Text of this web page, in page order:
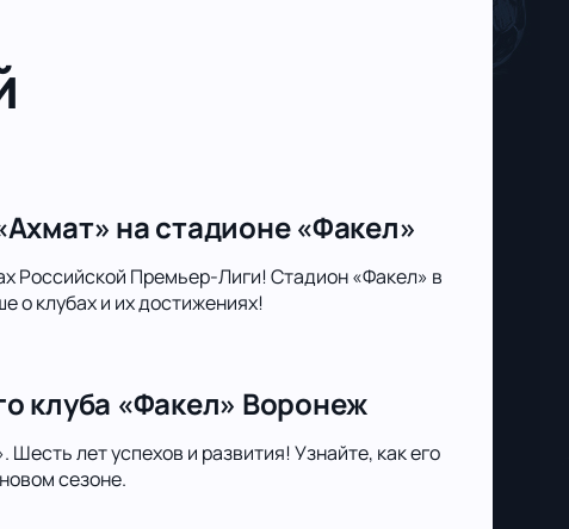
на стадионе «Факел»
Российской Премьер-Лиги! Стадион «Факел» в
о клубах и их достижениях!
клуба «Факел» Воронеж
лет успехов и развития! Узнайте, как его
сезоне.